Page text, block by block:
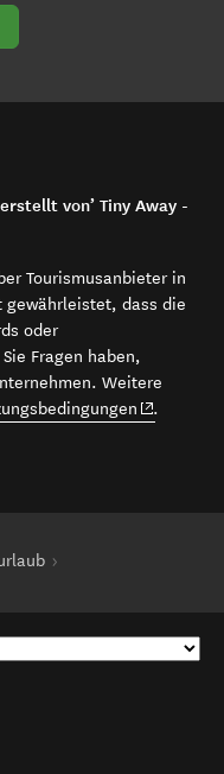
von’ Tiny Away -
Tourismusanbieter in
gewährleistet, dass die
oder
Fragen haben,
Weitere
(opens in
.